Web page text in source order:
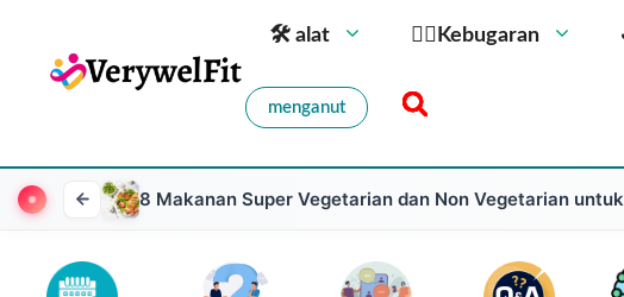
🛠 alat 🏋️‍♀️Kebugaran
menganut
8 Makanan Super Vegetarian dan Non Vegetarian